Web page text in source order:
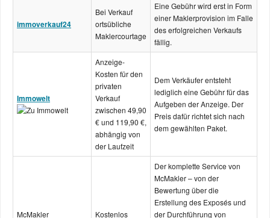
immoverkauf24
Bei Verkauf
ortsübliche
Maklercourtage
Eine Gebühr wird erst in Form
einer Makler­provision im Falle
des erfolgreichen Verkaufs
fällig.
Immowelt
Anzeige-
Kosten für den
privaten
Verkauf
zwischen 49,90
€ und 119,90 €,
abhängig von
der Laufzeit
Dem Verkäufer entsteht
lediglich eine Gebühr für das
Aufgeben der Anzeige. Der
Preis dafür richtet sich nach
dem gewählten Paket.
McMakler Kostenlos
Der komplette Service von
McMakler – von der
Bewertung über die
Erstellung des Exposés und
der Durchführung von